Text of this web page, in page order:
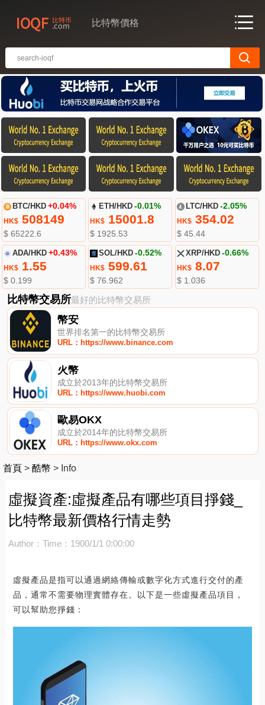
比特幣價格
BTC/HKD +0.04%
HK$508149
$ 65222.6
ETH/HKD -0.01%
HK$ 15001.8
$ 1925.53
LTC/HKD -2.05%
HK$354.02
$ 45.44
ADA/HKD +0.43%
HK$1.55
$ 0.199
SOL/HKD -0.52%
HK$ 599.61
$ 76.962
XRP/HKD -0.66%
HK$8.07
$ 1.036
比特幣交易所最好的比特幣交易所
幣安
世界排名第一的比特幣交易所
URL：https://www.binance.com
火幣
成立於2013年的比特幣交易所
URL：https://www.huobi.com
歐易OKX
成立於2014年的比特幣交易所
URL：https://www.okx.com
首頁 > 酷幣 > Info
虛擬資產:虛擬產品有哪些項目掙錢_
比特幣最新價格行情走勢
Author： Time：1900/1/1 0:00:00
虛擬產品是指可以通過網絡傳輸或數字化方式進行交付的產
品，通常不需要物理實體存在。以下是一些虛擬產品項目，
可以幫助您掙錢：